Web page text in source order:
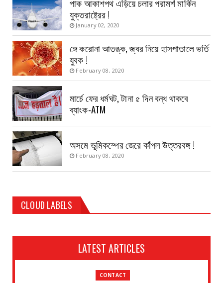
যুক্তরাষ্ট্রের !
January 02, 2020
ঙ্গে করোনা আতঙ্ক, জ্বর নিয়ে হাসপাতালে ভর্তি
যুবক !
February 08, 2020
মার্চে ফের ধর্মঘট, টানা ৫ দিন বন্ধ থাকবে
ব্যাংক-ATM
অসমে ভূমিকম্পের জেরে কাঁপল উত্তরবঙ্গ !
February 08, 2020
CLOUD LABELS
LATEST ARTICLES
CONTACT